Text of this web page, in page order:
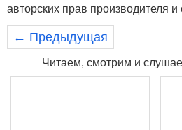
авторских прав производителя
← Предыдущая
Читаем, смотрим и